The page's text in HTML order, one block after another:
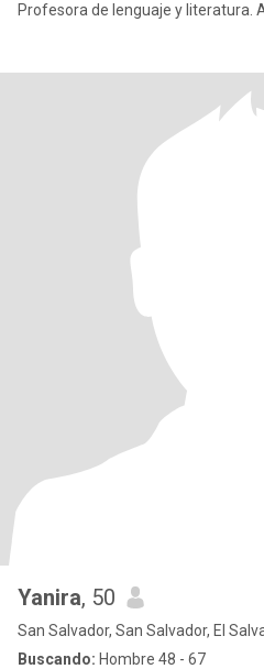
Profesora de lenguaje y literatura.
Yanira, 50
San Salvador, San Salvador, El
Buscando: Hombre 48 - 67